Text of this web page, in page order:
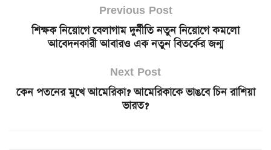
Previous Post
শিক্ষক নিয়োগে বেলাগাম দুর্নীতি নতুন নিয়োগে কমলো
আবেদনকারী আবারও এক নতুন বিতর্কের জন্ম
Next Post
কেন পতনের মুখে আমেরিকা? আমেরিকাকে ভাঙবে চিন রাশিয়া
ভারত?